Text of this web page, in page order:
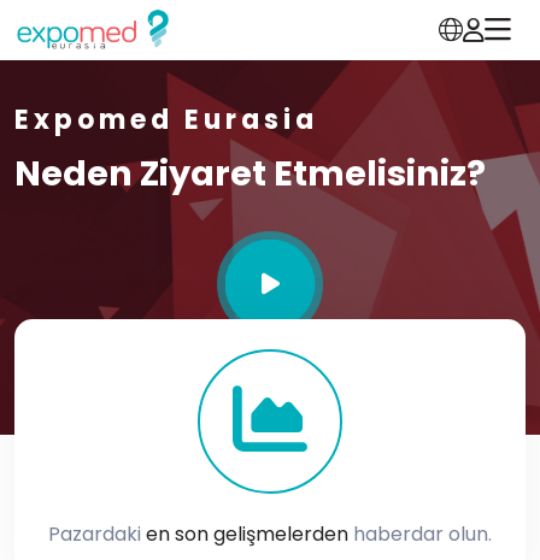
Expomed Eurasia
Neden Ziyaret Etmelisiniz?
Pazardaki en son gelişmelerden haberdar olun.